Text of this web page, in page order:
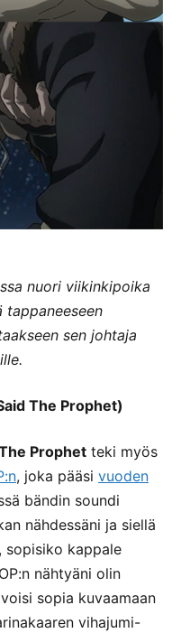
nuori viikinkipoika
sen johtaja
The Prophet)
Prophet teki myös
, joka pääsi vuoden
bändin soundi
nähdessäni ja siellä
sopisiko kappale
nähtyäni olin
sopia kuvaamaan
vihajumi-